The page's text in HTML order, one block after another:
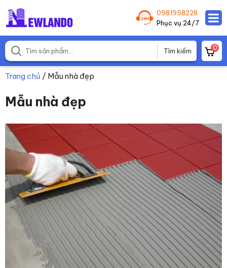
0981958228
Phục vụ 24/7
0
Trang chủ / Mẫu nhà đẹp
Mẫu nhà đẹp